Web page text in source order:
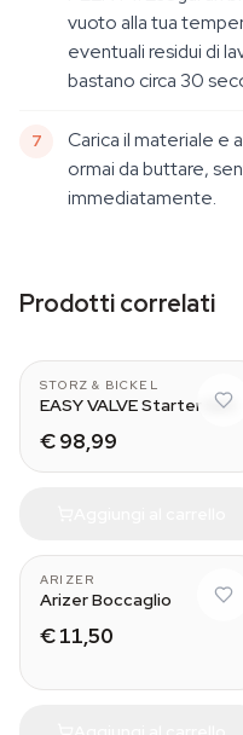
vuoto alla tua
eventuali residui di
bastano circa 30
Carica il materiale e
ormai da buttare,
immediatamente.
Prodotti correlati
STORZ & BICKEL
EASY VALVE Starter Set
€ 98,99
ARIZER
Arizer Boccaglio
€ 11,50